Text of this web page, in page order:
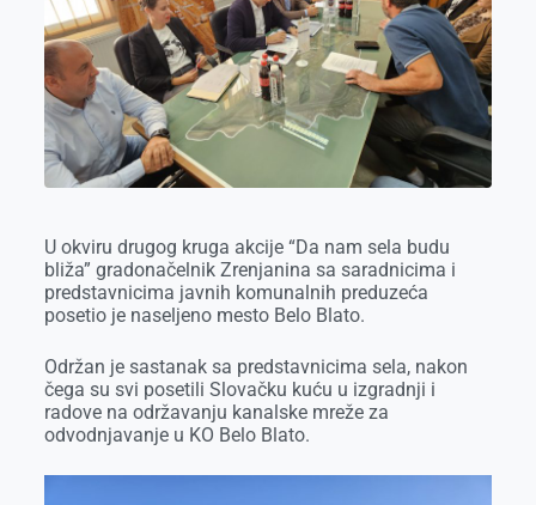
k
e
r
p
U okviru drugog kruga akcije “Da nam sela budu
bliža” gradonačelnik Zrenjanina sa saradnicima i
predstavnicima javnih komunalnih preduzeća
posetio je naseljeno mesto Belo Blato.
Održan je sastanak sa predstavnicima sela, nakon
čega su svi posetili Slovačku kuću u izgradnji i
radove na održavanju kanalske mreže za
odvodnjavanje u KO Belo Blato.